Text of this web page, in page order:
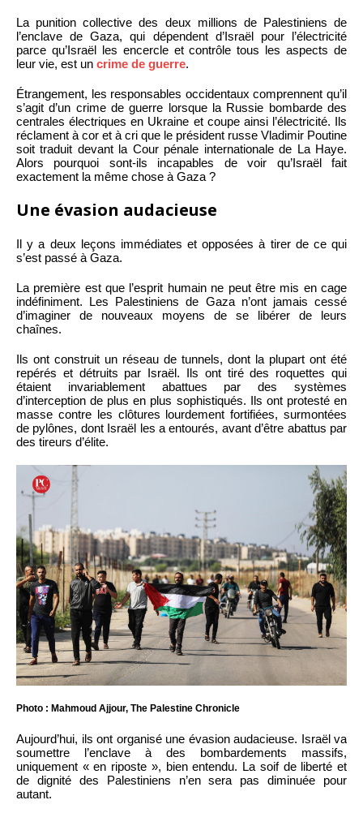
La punition collective des deux millions de Palestiniens de
l’enclave de Gaza, qui dépendent d’Israël pour l’électricité
parce qu’Israël les encercle et contrôle tous les aspects de
leur vie, est un crime de guerre.
Étrangement, les responsables occidentaux comprennent qu’il
s’agit d’un crime de guerre lorsque la Russie bombarde des
centrales électriques en Ukraine et coupe ainsi l’électricité. Ils
réclament à cor et à cri que le président russe Vladimir Poutine
soit traduit devant la Cour pénale internationale de La Haye.
Alors pourquoi sont-ils incapables de voir qu’Israël fait
exactement la même chose à Gaza ?
Une évasion audacieuse
Il y a deux leçons immédiates et opposées à tirer de ce qui
s’est passé à Gaza.
La première est que l’esprit humain ne peut être mis en cage
indéfiniment. Les Palestiniens de Gaza n’ont jamais cessé
d’imaginer de nouveaux moyens de se libérer de leurs
chaînes.
Ils ont construit un réseau de tunnels, dont la plupart ont été
repérés et détruits par Israël. Ils ont tiré des roquettes qui
étaient invariablement abattues par des systèmes
d’interception de plus en plus sophistiqués. Ils ont protesté en
masse contre les clôtures lourdement fortifiées, surmontées
de pylônes, dont Israël les a entourés, avant d’être abattus par
des tireurs d’élite.
Photo : Mahmoud Ajjour, The Palestine Chronicle
Aujourd’hui, ils ont organisé une évasion audacieuse. Israël va
soumettre l’enclave à des bombardements massifs,
uniquement « en riposte », bien entendu. La soif de liberté et
de dignité des Palestiniens n’en sera pas diminuée pour
autant.